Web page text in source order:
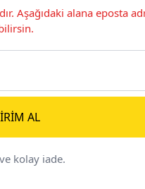
Aşağıdaki alana eposta
AL
kolay iade.